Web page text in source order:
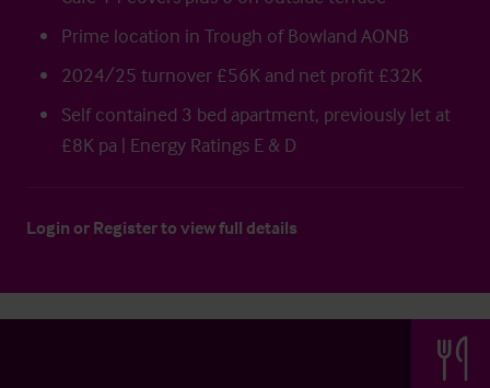
Prime location in Trough of Bowland AONB
2024/25 turnover £56K and net profit £32K
Self contained 3 bed apartment, previously let at
£8K pa | Energy Ratings E & D
Login or Registerto view full details